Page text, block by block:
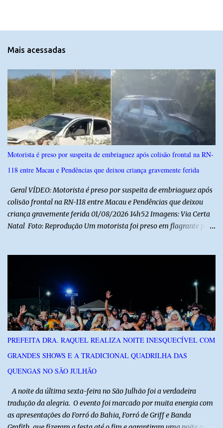
n
r
i
o
s
Mais acessadas
Motorista é preso por suspeita de embriaguez após colisão frontal na RN-
118 entre Macau e Pendências que deixou criança gravemente ferida
Geral VÍDEO: Motorista é preso por suspeita de embriaguez após
colisão frontal na RN-118 entre Macau e Pendências que deixou
criança gravemente ferida 01/08/2026 14h52 Imagens: Via Certa
Natal Foto: Reprodução Um motorista foi preso em flagrante por
Um dos condutores apresentava sinais de embriaguez, foi levado
ao Hospital Regional Tarcísio Maia, em Mossoró, e autuado em
flagrante. O exame pericial para confirmar a presença de álcool no
organismo está em andamento. No outro veículo estavam
funcionários da Caern que seguiam para uma partida de futebol. O
motorista e uma mulher sofreram ferimentos leves. A criança, que
estava no carro com o grupo, ficou gravemente ferida, precisou ser
entubada e foi transferida de helicóptero...
PREFEITA DRA. RAQUEL REALIZA NOITE INESQUECÍVEL COM
GRANDES SHOWS E A TRADICIONAL QUADRILHA DAS
QUENGAS NO SÃO JULHÃO
​ A noite da última sexta-feira no São Julhão foi a verdadeira
tradução da alegria. O evento foi marcado por muita energia com
as apresentações do Forró do Bahia, Forró de Griff e Banda